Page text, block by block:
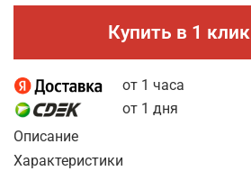
Купить в 1 клик
от 1 часа
от 1 дня
Описание
Характеристики